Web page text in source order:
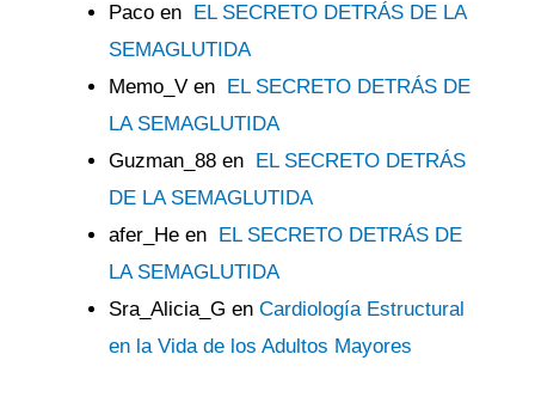
Paco en EL SECRETO DETRÁS DE LA
SEMAGLUTIDA
Memo_V en EL SECRETO DETRÁS DE
LA SEMAGLUTIDA
Guzman_88 en EL SECRETO DETRÁS
DE LA SEMAGLUTIDA
afer_He en EL SECRETO DETRÁS DE
LA SEMAGLUTIDA
Sra_Alicia_G en Cardiología Estructural
en la Vida de los Adultos Mayores